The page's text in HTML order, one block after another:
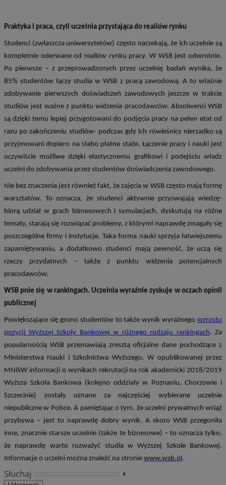
Praktyka i praca, czyli uczelnia przystająca do realiów rynku
Studenci (zwłaszcza uniwersytetów) często narzekają, że ich uczelnie są
kompletnie oderwane od realiów rynku pracy. W WSB jest odwrotnie.
Po pierwsze – z przeprowadzonych przez uczelnię badań wynika, że
85% studentów łączy studia w WSB z pracą zawodową. A to właśnie
zdobywanie pierwszych doświadczeń zawodowych jeszcze w trakcie
studiów jest ważne z punktu widzenia pracodawców. Absolwenci WSB
są dzięki temu lepiej przygotowani do podjęcia pracy na pełen etat od
razu po zakończeniu studiów- podczas gdy ich rówieśnicy nierzadko są
przyjmowani dopiero na słabo płatne staże. Łączenie pracy i nauki jest
oczywiście możliwe dzięki elastycznemu grafikowi i podejściu władz
uczelni do zdobywania przez studentów doświadczenia zawodowego.
Nie bez znaczenia jest również fakt, że zajęcia w WSB często mają formę
warsztatów. To oznacza, że studenci aktywnie przyswajają wiedzę-
biorą udział w grach biznesowych i symulacjach, dyskutują na różne
tematy, starają się rozwiązać problemy, z którymi naprawdę zmagały się
poszczególne firmy i instytucje. Taka forma nauki sprzyja łatwiejszemu
zapamiętywaniu, a dodatkowo studenci mają pewność, że uczą się
rzeczy przydatnych – także z punktu widzenia potencjalnych
pracodawców.
WSB pnie się w rankingach. Uczelnia wyraźnie zyskuje w oczach opinii
publicznej
Powiększające się grono studentów to także wynik wyraźnego wzrostu
pozycji Wyższej Szkoły Bankowej w różnego rodzaju rankingach. Za
popularnością WSB przemawiają zresztą oficjalne dane pochodzące z
Ministerstwa Nauki i Szkolnictwa Wyższego. W opublikowanej przez
MNiSW informacji o wynikach rekrutacji na rok akademicki 2018/2019
Wyższa Szkoła Bankowa (kolejno oddziały w Poznaniu, Chorzowie i
Szczecinie) zostały uznane za najczęściej wybierane uczelnie
niepubliczne w Polsce. A pamiętając o tym, że uczelni prywatnych wciąż
przybywa – jest to naprawdę dobry wynik. A skoro WSB przegoniła
inne, znacznie starsze uczelnie (także te biznesowe) – to oznacza tylko,
że naprawdę warto rozważyć studia w Wyższej Szkole Bankowej.
Informacje o uczelni można znaleźć na stronie www.wsb.pl .
Słuchaj ⏵︎